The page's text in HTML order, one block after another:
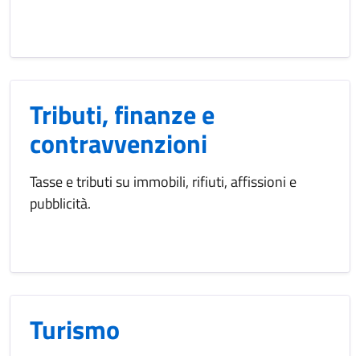
Tributi, finanze e
contravvenzioni
Tasse e tributi su immobili, rifiuti, affissioni e
pubblicità.
Turismo